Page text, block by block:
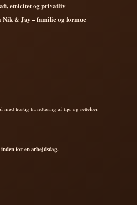
etnicitet og privatliv
Nik & Jay – familie og formue
med hurtig ha ndtering af tips og rettelser.
for en arbejdsdag.